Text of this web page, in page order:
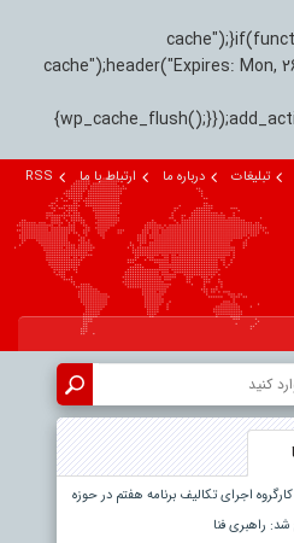
cache");header("Expires: Mon,
تبلیغات درباره ما ارتباط با ما RSS
اجرای تکالیف برنامه هفتم در حوزه
راهبری فنا